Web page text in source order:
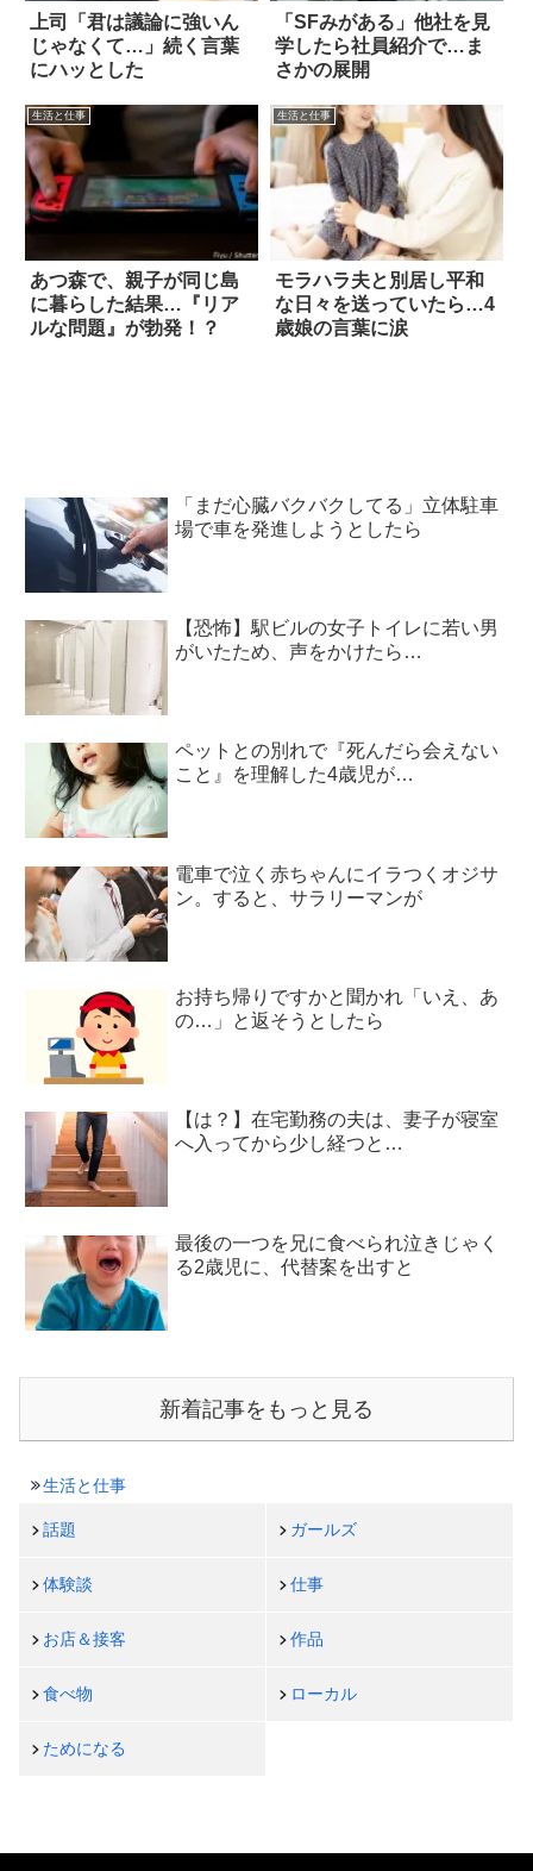
上司「君は議論に強いん
じゃなくて…」続く言葉
にハッとした
「SFみがある」他社を見
学したら社員紹介で…ま
さかの展開
生活と仕事
あつ森で、親子が同じ島
に暮らした結果…『リア
ルな問題』が勃発！？
生活と仕事
モラハラ夫と別居し平和
な日々を送っていたら…4
歳娘の言葉に涙
「まだ心臓バクバクしてる」立体駐車
場で車を発進しようとしたら
【恐怖】駅ビルの女子トイレに若い男
がいたため、声をかけたら…
ペットとの別れで『死んだら会えない
こと』を理解した4歳児が…
電車で泣く赤ちゃんにイラつくオジサ
ン。すると、サラリーマンが
お持ち帰りですかと聞かれ「いえ、あ
の…」と返そうとしたら
【は？】在宅勤務の夫は、妻子が寝室
へ入ってから少し経つと…
最後の一つを兄に食べられ泣きじゃく
る2歳児に、代替案を出すと
新着記事をもっと見る
生活と仕事
話題 ガールズ
体験談 仕事
お店＆接客 作品
食べ物 ローカル
ためになる